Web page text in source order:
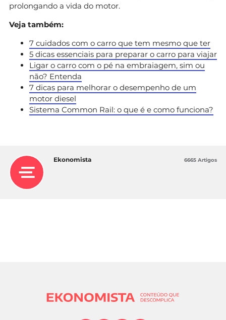
prolongando a vida do motor.
Veja também:
7 cuidados com o carro que tem mesmo que ter
5 dicas essenciais para preparar o carro para viajar
Ligar o carro com o pé na embraiagem, sim ou
não? Entenda
7 dicas para melhorar o desempenho de um
motor diesel
Sistema Common Rail: o que é e como funciona?
Ekonomista 6665 Artigos